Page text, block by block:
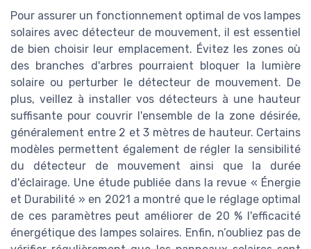
Pour assurer un fonctionnement optimal de vos lampes
solaires avec détecteur de mouvement, il est essentiel
de bien choisir leur emplacement. Évitez les zones où
des branches d'arbres pourraient bloquer la lumière
solaire ou perturber le détecteur de mouvement. De
plus, veillez à installer vos détecteurs à une hauteur
suffisante pour couvrir l'ensemble de la zone désirée,
généralement entre 2 et 3 mètres de hauteur. Certains
modèles permettent également de régler la sensibilité
du détecteur de mouvement ainsi que la durée
d'éclairage. Une étude publiée dans la revue « Énergie
et Durabilité » en 2021 a montré que le réglage optimal
de ces paramètres peut améliorer de 20 % l'efficacité
énergétique des lampes solaires. Enfin, n’oubliez pas de